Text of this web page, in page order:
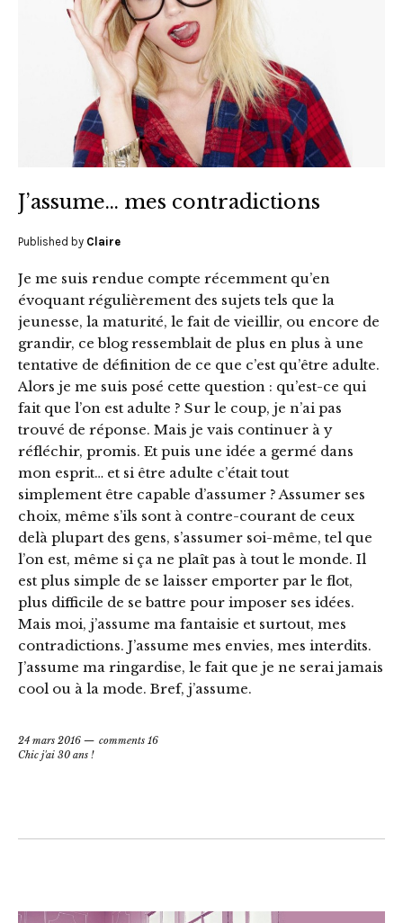
J’assume… mes contradictions
Published by Claire
Je me suis rendue compte récemment qu’en
évoquant régulièrement des sujets tels que la
jeunesse, la maturité, le fait de vieillir, ou encore de
grandir, ce blog ressemblait de plus en plus à une
tentative de définition de ce que c’est qu’être adulte.
Alors je me suis posé cette question : qu’est-ce qui
fait que l’on est adulte ? Sur le coup, je n’ai pas
trouvé de réponse. Mais je vais continuer à y
réfléchir, promis. Et puis une idée a germé dans
mon esprit… et si être adulte c’était tout
simplement être capable d’assumer ? Assumer ses
choix, même s’ils sont à contre-courant de ceux
delà plupart des gens, s’assumer soi-même, tel que
l’on est, même si ça ne plaît pas à tout le monde. Il
est plus simple de se laisser emporter par le flot,
plus difficile de se battre pour imposer ses idées.
Mais moi, j’assume ma fantaisie et surtout, mes
contradictions. J’assume mes envies, mes interdits.
J’assume ma ringardise, le fait que je ne serai jamais
cool ou à la mode. Bref, j’assume.
24 mars 2016
comments 16
Chic j'ai 30 ans !